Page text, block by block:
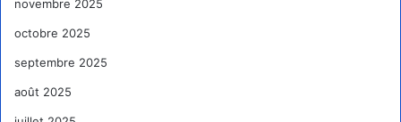
novembre 2025
octobre 2025
septembre 2025
août 2025